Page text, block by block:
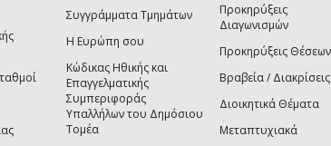
Συγγράμματα Τμημάτων
Η Ευρώπη σου
Κώδικας Ηθικής και
Επαγγελματικής
Συμπεριφοράς
Υπαλλήλων του Δημόσιου
Τομέα
Προκηρύξεις
Διαγωνισμών
Προκηρύξεις Θέσεων
Βραβεία / Διακρίσεις
Διοικητικά Θέματα
Μεταπτυχιακά